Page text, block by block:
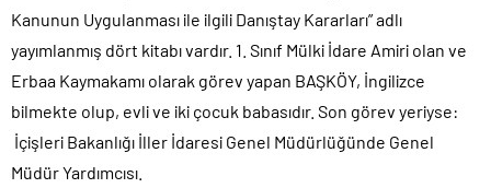
Kanunun Uygulanması ile ilgili Danıştay Kararları” adlı
yayımlanmış dört kitabı vardır. 1. Sınıf Mülki İdare Amiri olan ve
Erbaa Kaymakamı olarak görev yapan BAŞKÖY, İngilizce
bilmekte olup, evli ve iki çocuk babasıdır. Son görev yeriyse:
İçişleri Bakanlığı İller İdaresi Genel Müdürlüğünde Genel
Müdür Yardımcısı.